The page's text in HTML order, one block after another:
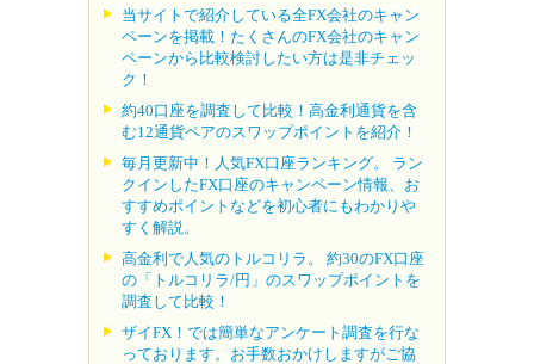
当サイトで紹介している全FX会社のキャン
ペーンを掲載！たくさんのFX会社のキャン
ペーンから比較検討したい方は是非チェッ
ク！
約40口座を調査して比較！高金利通貨を含
む12通貨ペアのスワップポイントを紹介！
毎月更新中！人気FX口座ランキング。 ラン
クインしたFX口座のキャンペーン情報、お
すすめポイントなどを初心者にもわかりや
すく解説。
高金利で人気のトルコリラ。 約30のFX口座
の「トルコリラ/円」のスワップポイントを
調査して比較！
ザイFX！では簡単なアンケート調査を行な
っております。お手数おかけしますがご協